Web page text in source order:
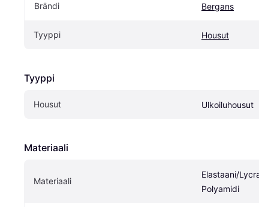
Brändi Bergans
Tyyppi Housut
Tyyppi
Housut Ulkoiluhousut
Materiaali
Materiaali
Elastaani/
Polyamidi